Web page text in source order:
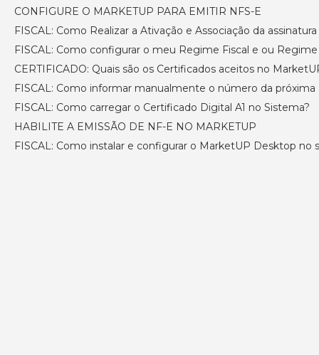
CONFIGURE O MARKETUP PARA EMITIR NFS-E
FISCAL: Como Realizar a Ativação e Associação da
FISCAL: Como configurar o meu Regime Fiscal e ou Regime
CERTIFICADO: Quais são os Certificados aceitos no
FISCAL: Como informar manualmente o número da próxima
FISCAL: Como carregar o Certificado Digital A1 no Sistema?
HABILITE A EMISSÃO DE NF-E NO MARKETUP
FISCAL: Como instalar e configurar o MarketUP Desktop no